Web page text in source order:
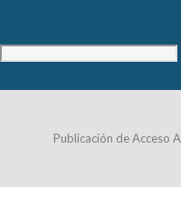
Publicación de Acceso